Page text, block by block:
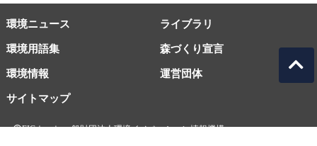
環境ニュース ライブラリ
環境用語集 森づくり宣言
環境情報
サイトマップ
運営団体
EICネット 一般財団法人環境イノベーション情報機構